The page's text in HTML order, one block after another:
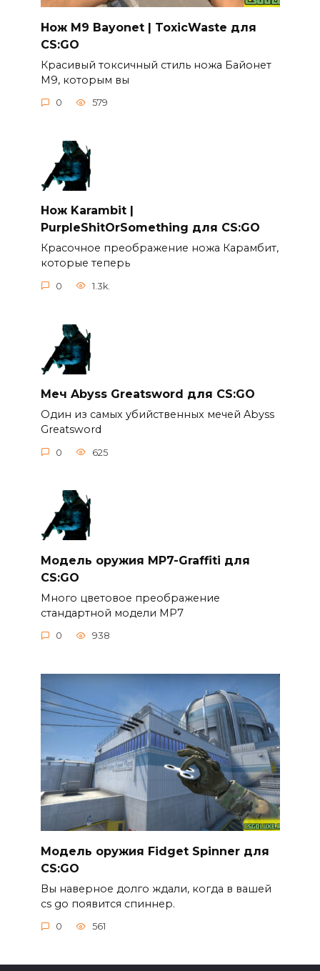
Нож M9 Bayonet | ToxicWaste для
CS:GO
Красивый токсичный стиль ножа Байонет
М9, которым вы
0 579
Нож Karambit |
PurpleShitOrSomething для CS:GO
Красочное преображение ножа Карамбит,
которые теперь
0 1.3k.
Меч Abyss Greatsword для CS:GO
Один из самых убийственных мечей Abyss
Greatsword
0 625
Модель оружия MP7-Graffiti для
CS:GO
Много цветовое преображение
стандартной модели MP7
0 938
Модель оружия Fidget Spinner для
CS:GO
Вы наверное долго ждали, когда в вашей
cs go появится спиннер.
0 561